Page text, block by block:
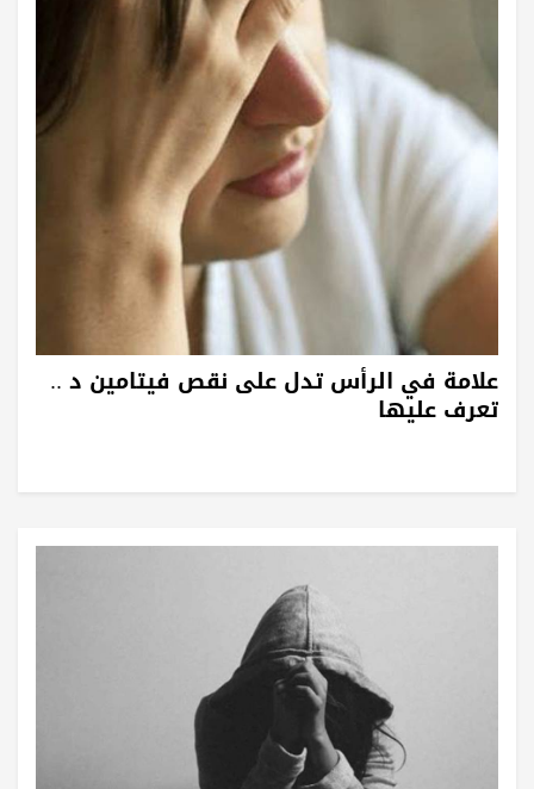
علامة في الرأس تدل على نقص فيتامين د ..
تعرف عليها